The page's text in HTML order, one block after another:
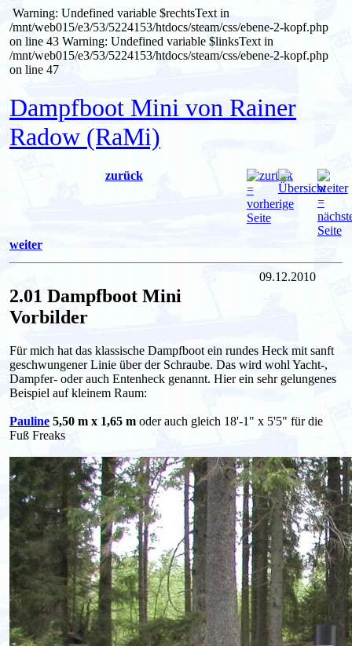
Warning: Undefined variable $rechtsText in
/mnt/web015/e3/53/5224153/htdocs/steam/css/ebene-2-kopf.php
on line 43 Warning: Undefined variable $linksText in
/mnt/web015/e3/53/5224153/htdocs/steam/css/ebene-2-kopf.php
on line 47
Dampfboot Mini von Rainer
Radow (RaMi)
zurück
weiter
2.01 Dampfboot Mini
Vorbilder
09.12.2010
Für mich hat das klassische Dampfboot ein rundes Heck mit sanft
geschwungener Linie über der Schraube. Das wird wohl Yacht-,
Dampfer- oder auch Entenheck genannt. Hier ein sehr gelungenes
Beispiel auf kleinem Raum:
Pauline 5,50 m x 1,65 m oder auch gleich 18'-1" x 5'5" für die
Fuß Freaks